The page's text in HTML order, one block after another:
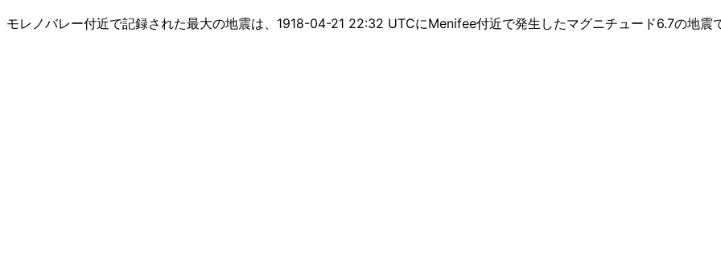
モレノバレー付近で記録された最大の地震は、1918-04-21 22:32 UTCにMenifee付近で発生したマグニチュード6.7の地震